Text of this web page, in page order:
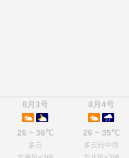
8月3号 8月4号
26 ~ 36℃ 26 ~ 35℃
多云
多云转中雨